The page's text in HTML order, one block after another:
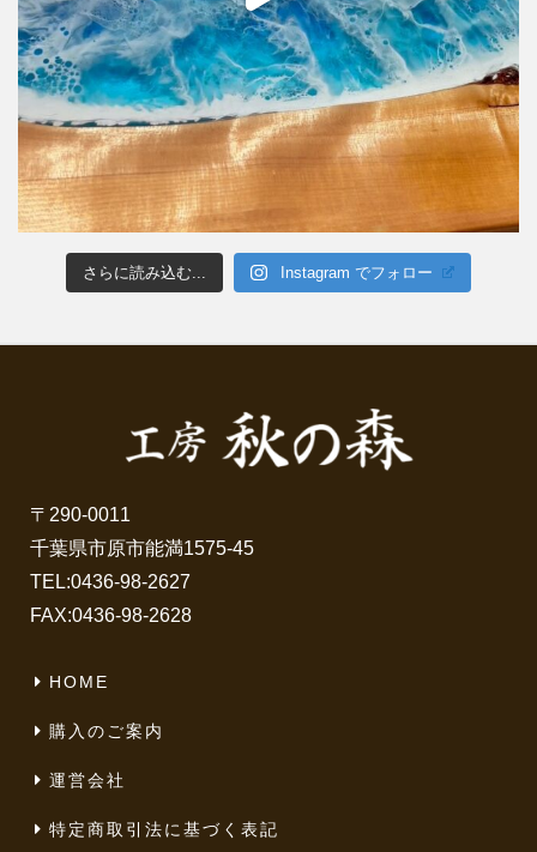
さらに読み込む... Instagram でフォロー
〒290-0011
千葉県市原市能満1575-45
TEL:0436-98-2627
FAX:0436-98-2628
HOME
購入のご案内
運営会社
特定商取引法に基づく表記